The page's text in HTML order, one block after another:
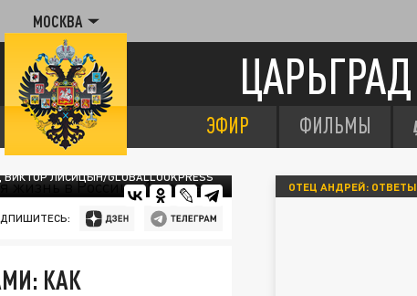
МОСКВА
ЦАРЬГРАД
ЭФИР ФИЛЬМЫ
ВИКТОР ЛИСИЦЫН/GLOBALLOOKPRESS
КАК
ОТЕЦ АНДРЕЙ: ОТВЕТЫ